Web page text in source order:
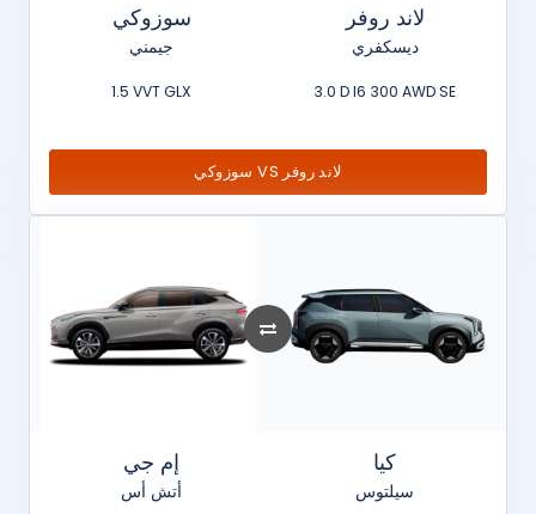
سوزوكي
جيمني
1.5 VVT GLX
لاند روفر
ديسكفري
3.0 D I6 300 AWD SE
سوزوكي VS لاند روفر
إم جي
أتش أس
كيا
سيلتوس